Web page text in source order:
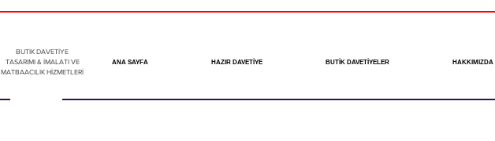
BUTİK DAVETİYE
TASARIMI & İMALATI VE
MATBAACILIK HİZMETLERİ
ANA SAYFA HAZIR DAVETİYE BUTİK DAVETİYELER HAKKIMIZDA